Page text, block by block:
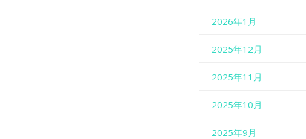
2026年1月
2025年12月
2025年11月
2025年10月
2025年9月